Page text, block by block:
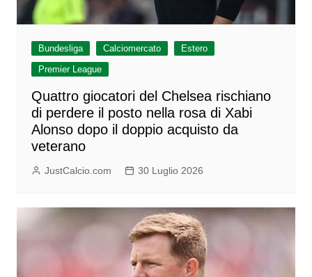
Bundesliga Calciomercato
Estero
Premier League
Quattro giocatori del Chelsea rischiano
di perdere il posto nella rosa di Xabi
Alonso dopo il doppio acquisto da
veterano
JustCalcio.com 30 Luglio 2026